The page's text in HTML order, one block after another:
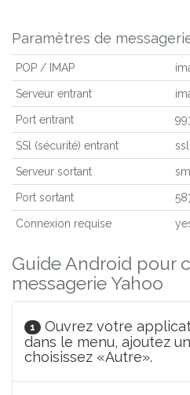
Paramètres de
POP / IMAP
Serveur entrant
Port entrant
SSl (sécurité) entrant ssl
Serveur sortant
Port sortant
Connexion requise
Guide Android pour
messagerie Yahoo
1
Ouvrez votre
dans le menu, ajoutez
choisissez «Autre».